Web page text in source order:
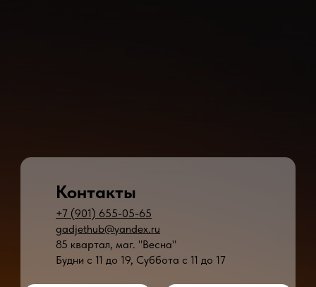
+7 (901) 655-05-65
gadjethub@yandex.ru
85 квартал, маг. "Весна"
Будни с 11 до 19, Суббота с 11 до 17
Контакты
* - время ремонта может меняться в зависимости от модели устройства и